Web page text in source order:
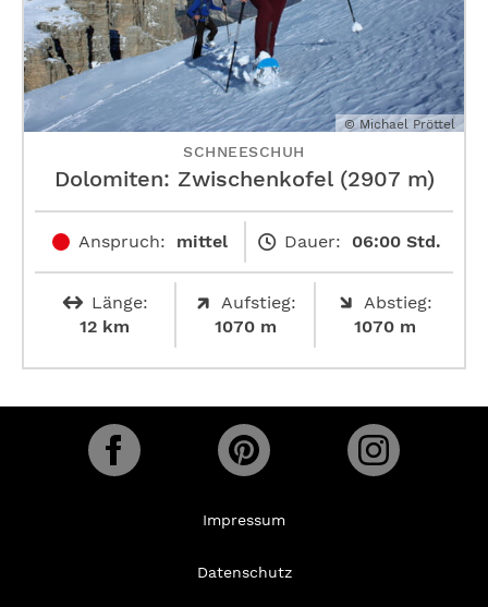
© Michael Pröttel
SCHNEESCHUH
Dolomiten: Zwischenkofel (2907 m)
Anspruch: mittel Dauer: 06:00 Std.
Länge:
12 km
Aufstieg:
1070 m
Abstieg:
1070 m
Impressum
Datenschutz